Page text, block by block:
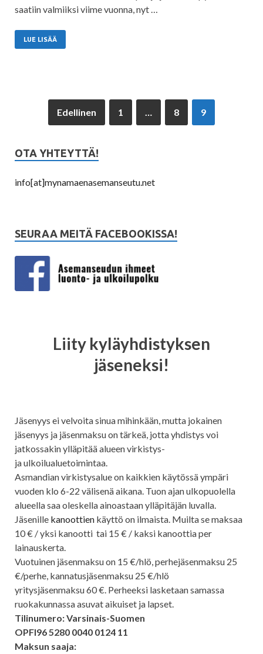
saatiin valmiiksi viime vuonna, nyt …
LUE LISÄÄ
Edellinen 1 8 9
OTA YHTEYTTÄ!
info[at]mynamaenasemanseutu.net
SEURAA MEITÄ FACEBOOKISSA!
Liity kyläyhdistyksen
jäseneksi!
Jäsenyys ei velvoita sinua mihinkään, mutta jokainen
jäsenyys ja jäsenmaksu on tärkeä, jotta yhdistys voi
jatkossakin ylläpitää alueen virkistys-
ja ulkoilualuetoimintaa.
Asmandian virkistysalue on kaikkien käytössä ympäri
vuoden klo 6-22 välisenä aikana. Tuon ajan ulkopuolella
alueella saa oleskella ainoastaan ylläpitäjän luvalla.
Jäsenille kanoottien käyttö on ilmaista. Muilta se maksaa
10 € / yksi kanootti tai 15 € / kaksi kanoottia per
lainauskerta.
Vuotuinen jäsenmaksu on 15 €/hlö, perhejäsenmaksu 25
€/perhe, kannatusjäsenmaksu 25 €/hlö
yritysjäsenmaksu 60 €. Perheeksi lasketaan samassa
ruokakunnassa asuvat aikuiset ja lapset.
Tilinumero: Varsinais-Suomen
OPFI96 5280 0040 0124 11
Maksun saaja: